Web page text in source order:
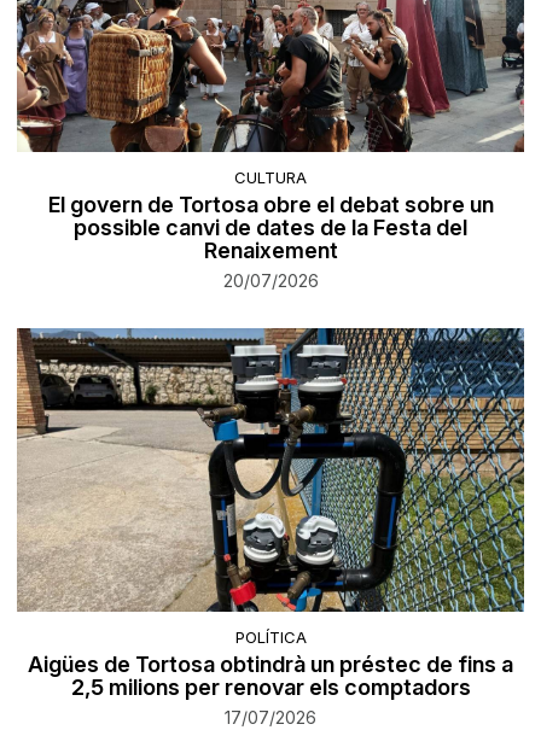
CULTURA
El govern de Tortosa obre el debat sobre un
possible canvi de dates de la Festa del
Renaixement
20/07/2026
POLÍTICA
Aigües de Tortosa obtindrà un préstec de fins a
2,5 milions per renovar els comptadors
17/07/2026